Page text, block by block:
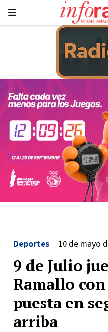
9 de Julio
Ramallo
puesta en
arriba
Deportes 10 de mayo